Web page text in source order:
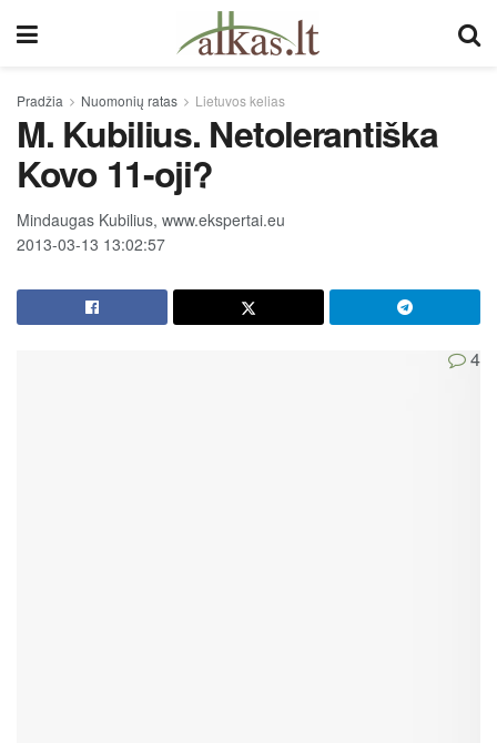
Pradžia Nuomonių ratas Lietuvos kelias
M. Kubilius. Netolerantiška
Kovo 11-oji?
Mindaugas Kubilius, www.ekspertai.eu
2013-03-13 13:02:57
4